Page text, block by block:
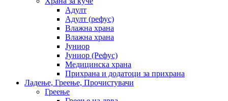
Адулт
Адулт (рефус)
Влажна храна
Влажна храна
Јуниор
Јуниор (Рефус)
Медицинска храна
Прихрана и додатоци за прихрана
Ладење, Греење, Прочистувачи
Греење